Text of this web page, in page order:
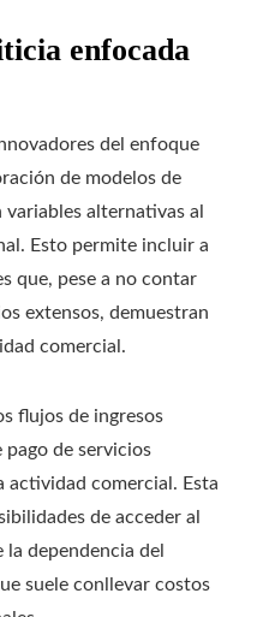
enfocada
del enfoque
de modelos de
alternativas al
Esto permite incluir a
que, pese a no contar
extensos, demuestran
comercial.
flujos de ingresos
pago de servicios
actividad comercial. Esta
de acceder al
dependencia del
suele conllevar costos